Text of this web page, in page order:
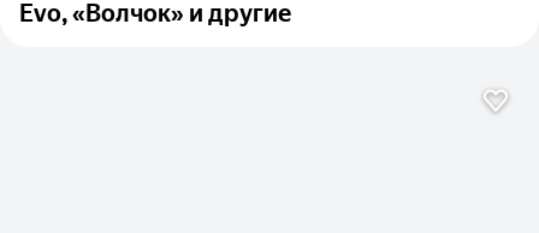
Evo, «Волчок» и другие